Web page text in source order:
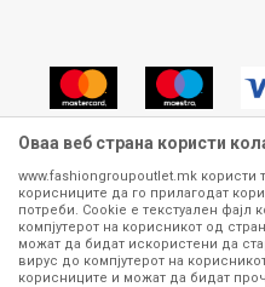
Сите информации околу
онлајн продавница се стремиме
меѓутоа не можеме да
пак дека сите производи во
Оваа веб страна користи
www.fashiongroupoutlet.mk користи
корисниците да го прилагодат
потреби. Cookie е текстуален фајл
компјутерот на корисникот од
можат да бидат искористени да
вирус до компјутерот на
корисниците и можат да бидат